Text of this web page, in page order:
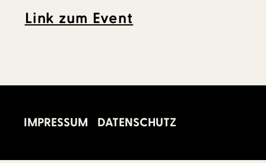
Link zum Event
IMPRESSUM DATENSCHUTZ